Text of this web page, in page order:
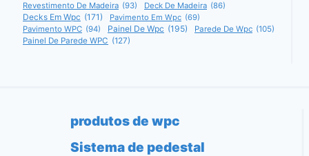
Revestimento De Madeira (93) Deck De Madeira (86)
Decks Em Wpc (171) Pavimento Em Wpc (69)
Pavimento WPC (94) Painel De Wpc (195) Parede De Wpc (105)
Painel De Parede WPC (127)
produtos de wpc
Sistema de pedestal